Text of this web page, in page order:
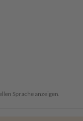
Sprache anzeigen.